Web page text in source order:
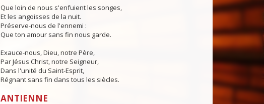
Que loin de nous s'enfuient les songes,
Et les angoisses de la nuit.
Préserve-nous de l'ennemi :
Que ton amour sans fin nous garde.
Exauce-nous, Dieu, notre Père,
Par Jésus Christ, notre Seigneur,
Dans l'unité du Saint-Esprit,
Régnant sans fin dans tous les siècles.
ANTIENNE